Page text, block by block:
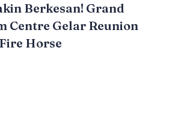
Berkesan! Grand
Centre Gelar Reunion
Horse